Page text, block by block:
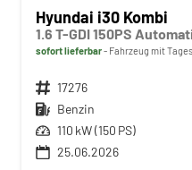
Hyundai i30 Kombi
sofort lieferbar Fahrzeug mit
Fahrzeugnr. 17276
Kraftstoff Benzin
Leistung 110 kW (150 PS)
25.06.2026